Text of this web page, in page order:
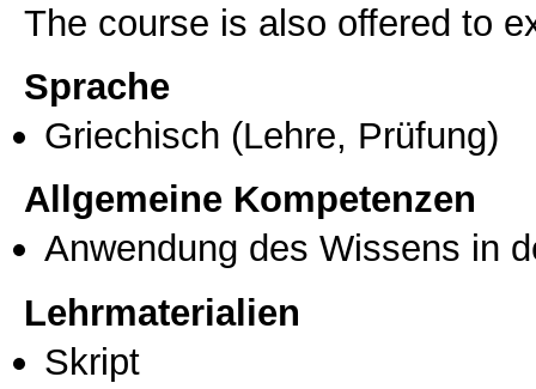
The course is also offered to
Sprache
Griechisch (Lehre, Prüfung)
Allgemeine Kompetenzen
Anwendung des Wissens in
Lehrmaterialien
Skript